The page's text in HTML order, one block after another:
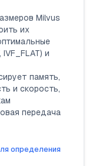
Milvus
их
и
память,
и скорость,
передача
определения